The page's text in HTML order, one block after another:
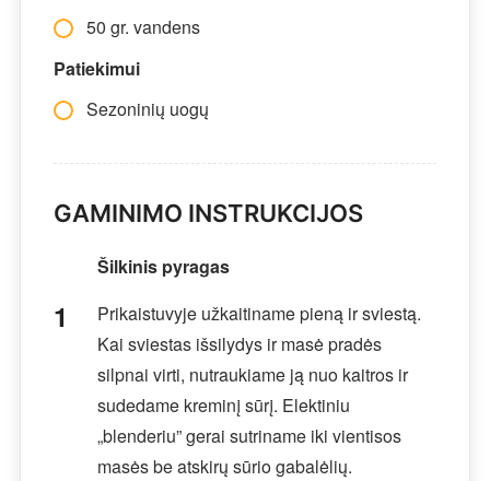
50 gr. vandens
Patiekimui
Sezoninių uogų
GAMINIMO INSTRUKCIJOS
Šilkinis pyragas
Prikaistuvyje užkaitiname pieną ir sviestą.
Kai sviestas išsilydys ir masė pradės
silpnai virti, nutraukiame ją nuo kaitros ir
sudedame kreminį sūrį. Elektiniu
„blenderiu” gerai sutriname iki vientisos
masės be atskirų sūrio gabalėlių.